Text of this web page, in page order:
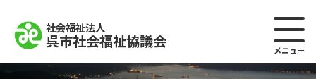
社会福祉法人
呉市社会福祉協議会 メニュー